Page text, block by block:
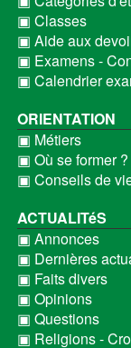
▣ Classes
▣ Aide aux
▣ Examens -
▣ Calendrier
ORIENTATION
▣ Métiers
▣ Où se former ?
▣ Conseils de
ACTUALITéS
▣ Annonces
▣ Dernières
▣ Faits divers
▣ Opinions
▣ Questions
▣ Religions -